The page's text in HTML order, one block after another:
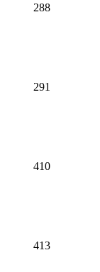
288
291
410
413